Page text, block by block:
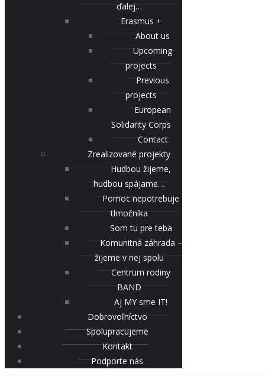
ďalej…
Erasmus +
About us
Upcoming
projects
Previous
projects
European
Solidarity Corps
Contact
Zrealizované projekty
Hudbou žijeme,
hudbou spájame…
Pomoc nepotrebuje
tlmočníka
Som tu pre teba
Komunitná záhrada –
žijeme v nej spolu
Centrum rodiny
BAND
Aj MY sme IT!
Dobrovoľníctvo
Spolupracujeme
Kontakt
Podporte nás